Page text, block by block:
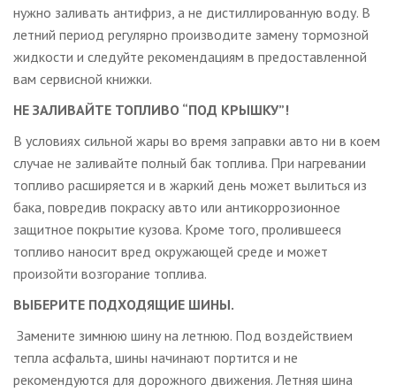
нужно заливать антифриз, а не дистиллированную воду. В
летний период регулярно производите замену тормозной
жидкости и следуйте рекомендациям в предоставленной
вам сервисной книжки.
НЕ ЗАЛИВАЙТЕ ТОПЛИВО “ПОД КРЫШКУ”!
В условиях сильной жары во время заправки авто ни в коем
случае не заливайте полный бак топлива. При нагревании
топливо расширяется и в жаркий день может вылиться из
бака, повредив покраску авто или антикоррозионное
защитное покрытие кузова. Кроме того, пролившееся
топливо наносит вред окружающей среде и может
произойти возгорание топлива.
ВЫБЕРИТЕ ПОДХОДЯЩИЕ ШИНЫ.
Замените зимнюю шину на летнюю. Под воздействием
тепла асфальта, шины начинают портится и не
рекомендуются для дорожного движения. Летняя шина